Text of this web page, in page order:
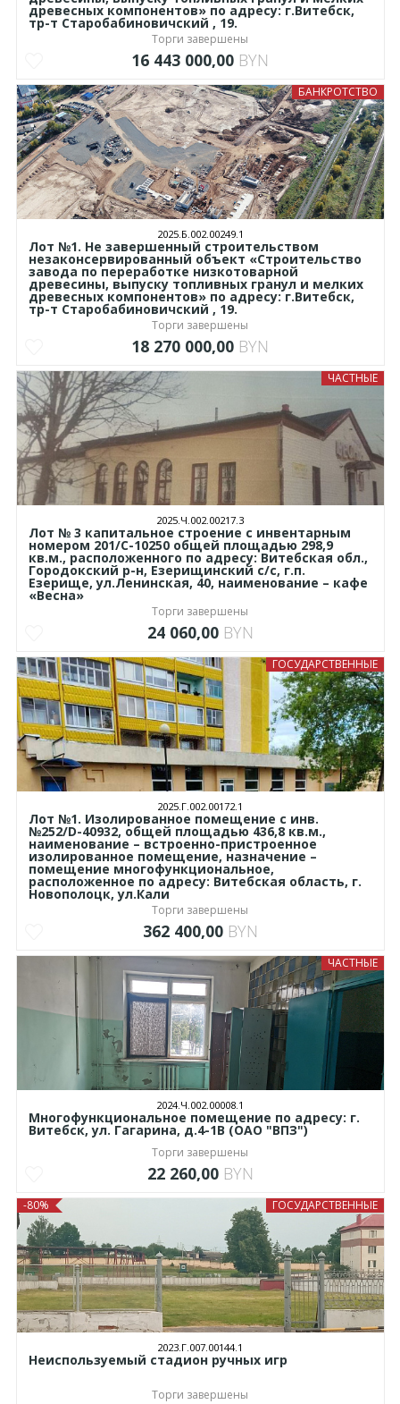
древесных компонентов» по адресу: г.Витебск,
тр-т Старобабиновичский , 19.
Торги завершены
16 443 000,00 BYN
БАНКРОТСТВО
2025.Б.002.00249.1
Лот №1. Не завершенный строительством
незаконсервированный объект «Строительство
завода по переработке низкотоварной
древесины, выпуску топливных гранул и мелких
древесных компонентов» по адресу: г.Витебск,
тр-т Старобабиновичский , 19.
Торги завершены
18 270 000,00 BYN
ЧАСТНЫЕ
2025.Ч.002.00217.3
Лот № 3 капитальное строение с инвентарным
номером 201/С-10250 общей площадью 298,9
кв.м., расположенного по адресу: Витебская обл.,
Городокский р-н, Езерищинский с/с, г.п.
Езерище, ул.Ленинская, 40, наименование – кафе
«Весна»
Торги завершены
24 060,00 BYN
ГОСУДАРСТВЕННЫЕ
2025.Г.002.00172.1
Лот №1. Изолированное помещение с инв.
№252/D-40932, общей площадью 436,8 кв.м.,
наименование – встроенно-пристроенное
изолированное помещение, назначение –
помещение многофункциональное,
расположенное по адресу: Витебская область, г.
Новополоцк, ул.Кали
Торги завершены
362 400,00 BYN
ЧАСТНЫЕ
2024.Ч.002.00008.1
Многофункциональное помещение по адресу: г.
Витебск, ул. Гагарина, д.4-1В (ОАО "ВПЗ")
Торги завершены
22 260,00 BYN
ГОСУДАРСТВЕННЫЕ
-80%
2023.Г.007.00144.1
Неиспользуемый стадион ручных игр
Торги завершены